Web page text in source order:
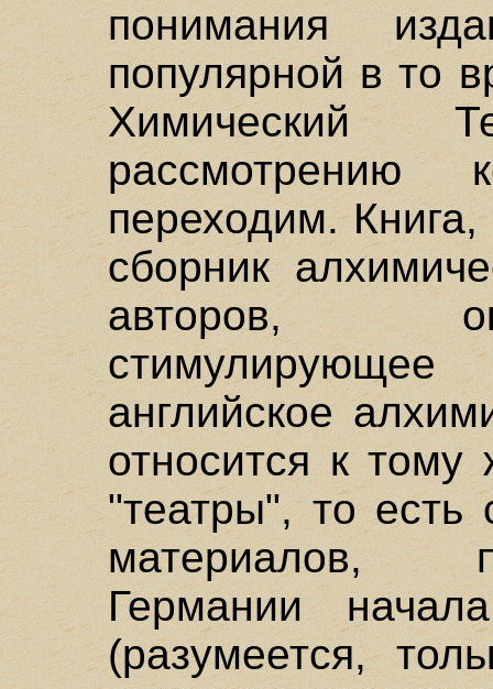
понимания
популярной в то
Химический
рассмотрению
переходим.
сборник
авторов,
английское
относится к
"театры", то есть
материалов,
Германии
(разумеется,